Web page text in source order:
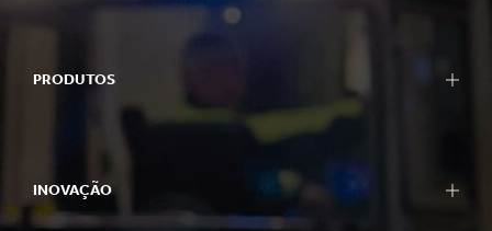
PRODUTOS
INOVAÇÃO